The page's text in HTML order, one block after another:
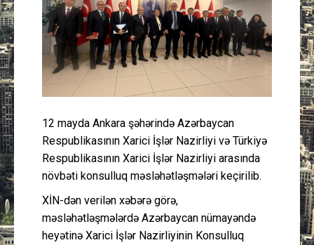
İdman
Layihə
Gündəm
Cəmiyyət
Peşə etikası
12 mayda Ankara şəhərində Azərbaycan
Respublikasının Xarici İşlər Nazirliyi və Türkiyə
Respublikasının Xarici İşlər Nazirliyi arasında
növbəti konsulluq məsləhətləşmələri keçirilib.
XİN-dən verilən xəbərə görə,
məsləhətləşmələrdə Azərbaycan nümayəndə
heyətinə Xarici İşlər Nazirliyinin Konsulluq